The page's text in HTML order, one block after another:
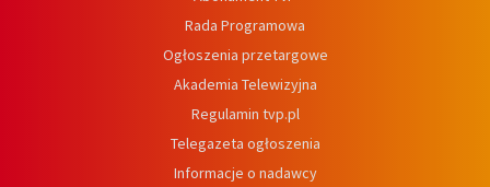
Rada Programowa
Ogłoszenia przetargowe
Akademia Telewizyjna
Regulamin tvp.pl
Telegazeta ogłoszenia
Informacje o nadawcy